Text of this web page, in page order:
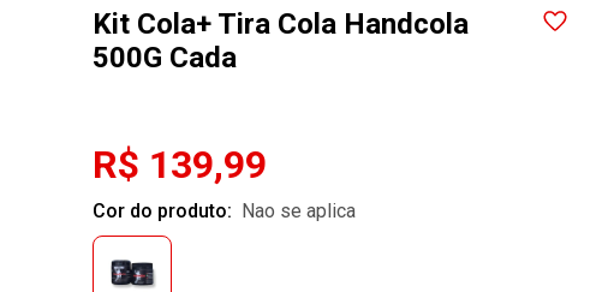
Kit Cola+ Tira Cola Handcola
500G Cada
R$ 139,99
Cor do produto: nao se aplica